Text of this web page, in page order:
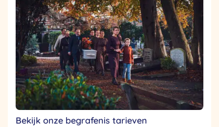
Bekijk onze begrafenis tarieven